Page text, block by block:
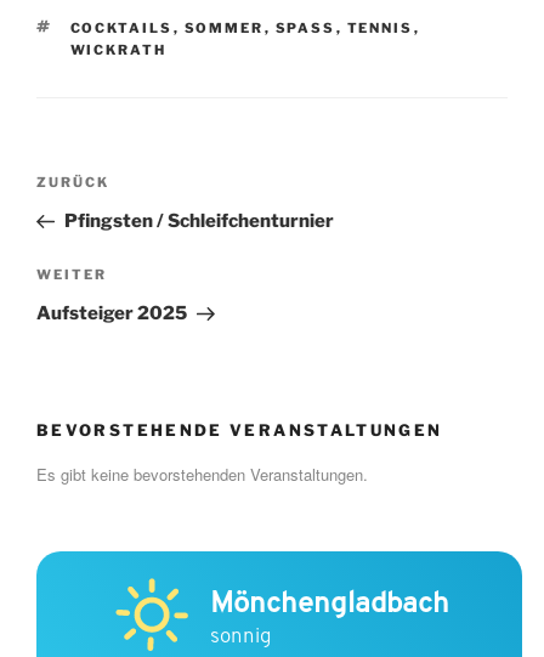
SCHLAGWÖRTER
COCKTAILS , SOMMER , SPASS , TENNIS ,
WICKRATH
Beitragsnavigation
Vorheriger
Beitrag
ZURÜCK
Pfingsten / Schleifchenturnier
Nächster
Beitrag
WEITER
Aufsteiger 2025
BEVORSTEHENDE VERANSTALTUNGEN
Es gibt keine bevorstehenden Veranstaltungen.
Mönchengladbach
sonnig